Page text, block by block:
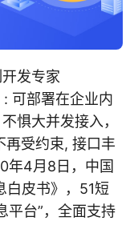
发专家
可部署在企业内
惧大并发接入，
再受约束, 接口丰
年4月8日，中国
白皮书》，51短
平台”，全面支持